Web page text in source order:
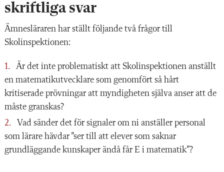
skriftliga svar
Ämnesläraren har ställt följande två frågor till
Skolinspektionen:
Är det inte problematiskt att Skolinspektionen anställt
en matematikutvecklare som genomfört så hårt
kritiserade prövningar att myndigheten själva anser att de
måste granskas?
Vad sänder det för signaler om ni anställer personal
som lärare hävdar ”ser till att elever som saknar
grundläggande kunskaper ändå får E i matematik”?